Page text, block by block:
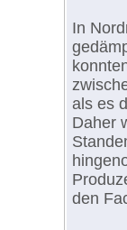
In
als es
Daher
den